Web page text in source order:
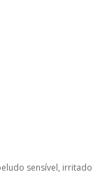
sensível, irritado